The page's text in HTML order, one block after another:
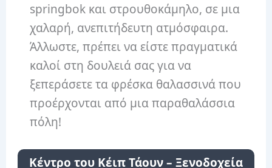
springbok και στρουθοκάμηλο, σε μια
χαλαρή, ανεπιτήδευτη ατμόσφαιρα.
Άλλωστε, πρέπει να είστε πραγματικά
καλοί στη δουλειά σας για να
ξεπεράσετε τα φρέσκα θαλασσινά που
προέρχονται από μια παραθαλάσσια
πόλη!
Κέντρο του Κέιπ Τάουν – Ξενοδοχεία